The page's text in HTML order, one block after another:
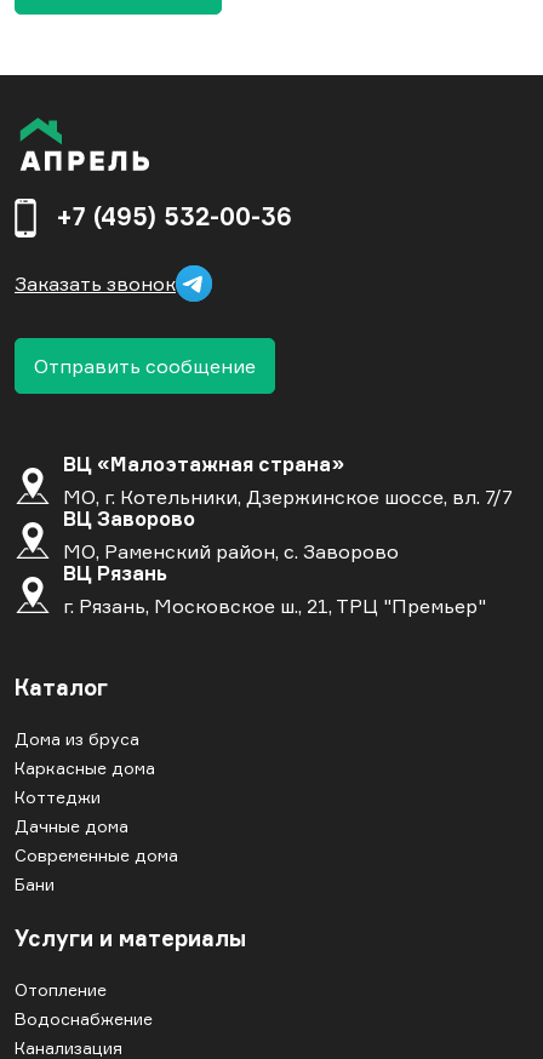
+7 (495) 532-00-36
Заказать звонок
Отправить сообщение
ВЦ «Малоэтажная страна»
МО, г. Котельники, Дзержинское шоссе, вл. 7/7
ВЦ Заворово
МО, Раменский район, с. Заворово
ВЦ Рязань
г. Рязань, Московское ш., 21, ТРЦ "Премьер"
Каталог
Дома из бруса
Каркасные дома
Коттеджи
Дачные дома
Современные дома
Бани
Услуги и материалы
Отопление
Водоснабжение
Канализация